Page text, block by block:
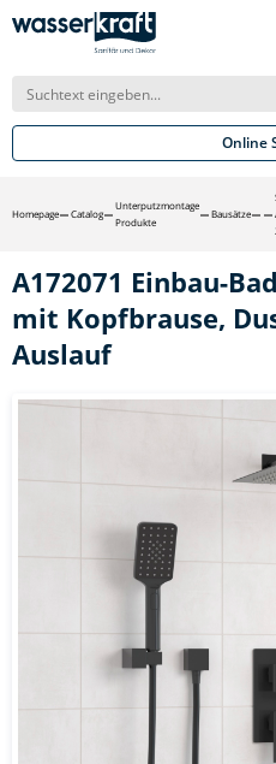
Online
Homepage Catalog
Unterputzmontage
Produkte
Bausätze
A172071 Einbau-
mit Kopfbrause,
Auslauf